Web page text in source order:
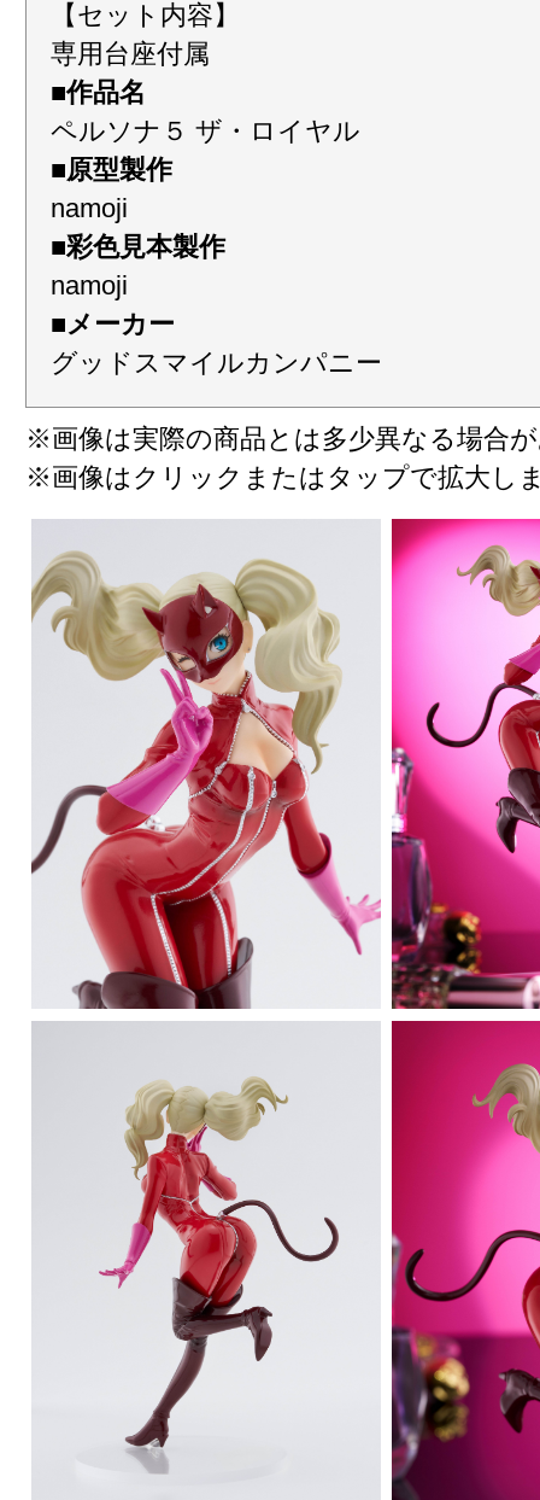
【セット内容】
専用台座付属
■作品名
ペルソナ５ ザ・ロイヤル
■原型製作
namoji
■彩色見本製作
namoji
■メーカー
グッドスマイルカンパニー
※画像は実際の商品とは多少異なる場合
※画像はクリックまたはタップで拡大し